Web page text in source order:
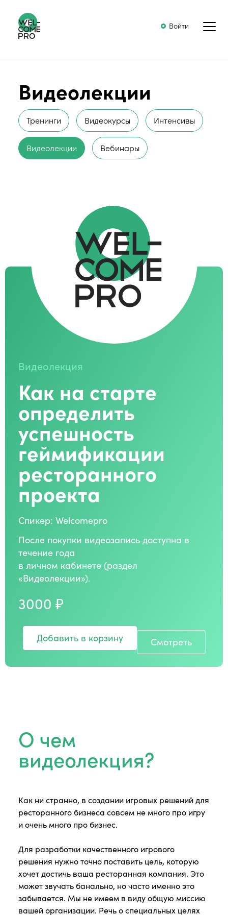
Войти
Видеолекции
Тренинги Видеокурсы Интенсивы
Видеолекции Вебинары
Видеолекция
Как на старте
определить
успешность
геймификации
ресторанного
проекта
Спикер: Welcomepro
3000 ₽
После покупки видеозапись доступна в
течение года
в личном кабинете (раздел
«Видеолекции»).
Добавить в корзину Смотреть
О чем
видеолекция?
Как ни странно, в создании игровых решений для
ресторанного бизнеса совсем не много про игру
и очень много про бизнес.
Для разработки качественного игрового
решения нужно точно поставить цель, которую
хочет достичь ваша ресторанная компания. Это
может звучать банально, но часто именно это
забывается. Мы не имеем в виду общую миссию
вашей организации. Речь о специальных целях